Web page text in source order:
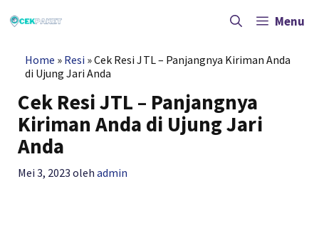
ke
Menu
Home » Resi »Cek Resi JTL – Panjangnya Kiriman Anda
di Ujung Jari Anda
Cek Resi JTL – Panjangnya
Kiriman Anda di Ujung Jari
Anda
Mei 3, 2023 olehadmin